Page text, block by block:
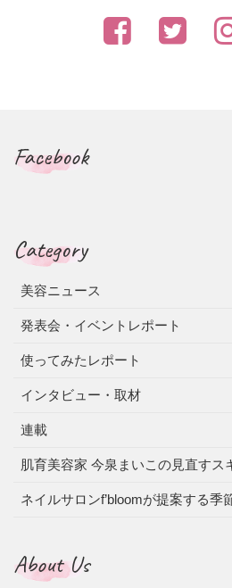
Facebook
Category
美容ニュース
発表会・イベントレポート
使ってみたレポート
インタビュー・取材
連載
肌育美容家 今泉まいこの見直すス
ネイルサロンf’bloomが提案する季
About Us